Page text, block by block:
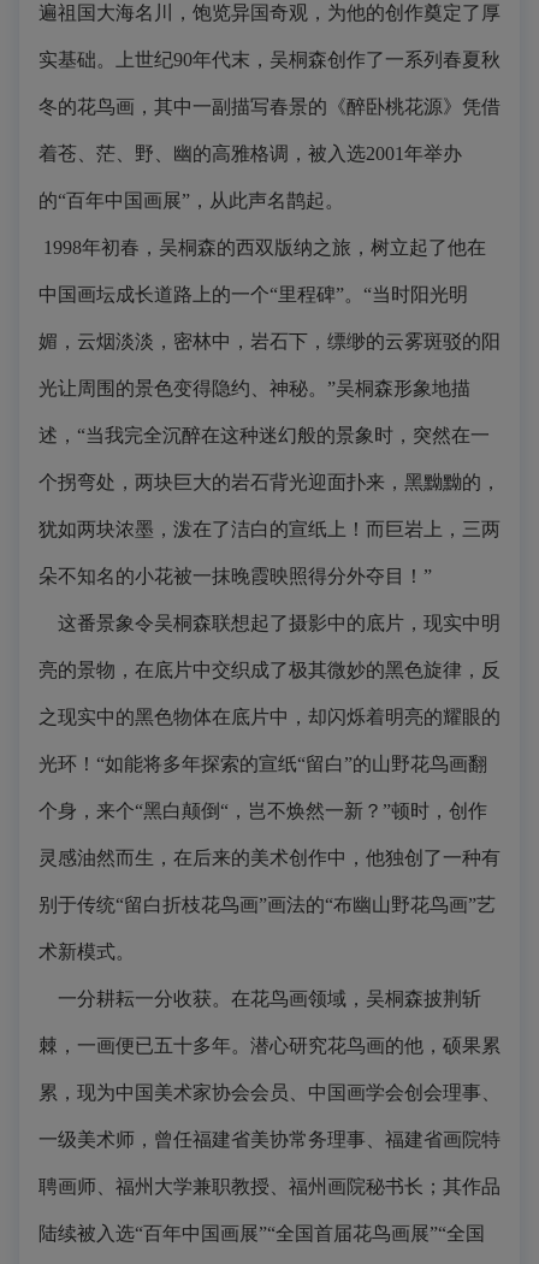
遍祖国大海名川，饱览异国奇观，为他的创作奠定了厚
实基础。上世纪90年代末，吴桐森创作了一系列春夏秋
冬的花鸟画，其中一副描写春景的《醉卧桃花源》凭借
着苍、茫、野、幽的高雅格调，被入选2001年举办
的“百年中国画展”，从此声名鹊起。
1998年初春，吴桐森的西双版纳之旅，树立起了他在
中国画坛成长道路上的一个“里程碑”。“当时阳光明
媚，云烟淡淡，密林中，岩石下，缥缈的云雾斑驳的阳
光让周围的景色变得隐约、神秘。”吴桐森形象地描
述，“当我完全沉醉在这种迷幻般的景象时，突然在一
个拐弯处，两块巨大的岩石背光迎面扑来，黑黝黝的，
犹如两块浓墨，泼在了洁白的宣纸上！而巨岩上，三两
朵不知名的小花被一抹晚霞映照得分外夺目！”
这番景象令吴桐森联想起了摄影中的底片，现实中明
亮的景物，在底片中交织成了极其微妙的黑色旋律，反
之现实中的黑色物体在底片中，却闪烁着明亮的耀眼的
光环！“如能将多年探索的宣纸“留白”的山野花鸟画翻
个身，来个“黑白颠倒“，岂不焕然一新？”顿时，创作
灵感油然而生，在后来的美术创作中，他独创了一种有
别于传统“留白折枝花鸟画”画法的“布幽山野花鸟画”艺
术新模式。
一分耕耘一分收获。在花鸟画领域，吴桐森披荆斩
棘，一画便已五十多年。潜心研究花鸟画的他，硕果累
累，现为中国美术家协会会员、中国画学会创会理事、
一级美术师，曾任福建省美协常务理事、福建省画院特
聘画师、福州大学兼职教授、福州画院秘书长；其作品
陆续被入选“百年中国画展”“全国首届花鸟画展”“全国